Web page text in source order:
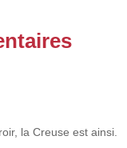
la Creuse est ainsi.